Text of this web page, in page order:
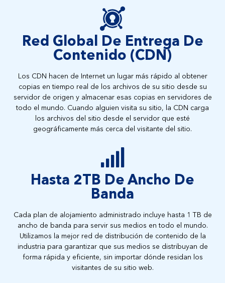
Red Global De Entrega De
Contenido (CDN)
Los CDN hacen de Internet un lugar más rápido al obtener
copias en tiempo real de los archivos de su sitio desde su
servidor de origen y almacenar esas copias en servidores de
todo el mundo. Cuando alguien visita su sitio, la CDN carga
los archivos del sitio desde el servidor que esté
geográficamente más cerca del visitante del sitio.
Hasta 2TB De Ancho De
Banda
Cada plan de alojamiento administrado incluye hasta 1 TB de
ancho de banda para servir sus medios en todo el mundo.
Utilizamos la mejor red de distribución de contenido de la
industria para garantizar que sus medios se distribuyan de
forma rápida y eficiente, sin importar dónde residan los
visitantes de su sitio web.